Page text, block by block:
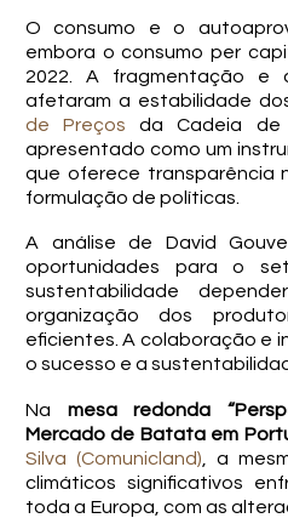
O consumo e o
embora o consumo per
2022. A fragmentação e
afetaram a estabilidade
de Preços da Cadeia de
apresentado como um
que oferece transparência
formulação de políticas.
A análise de David
oportunidades para o
sustentabilidade
organização dos
eficientes. A colaboração e
o sucesso e a
Na mesa redonda
Mercado de Batata em
Silva (Comunicland) , a
climáticos significativos
toda a Europa, com as